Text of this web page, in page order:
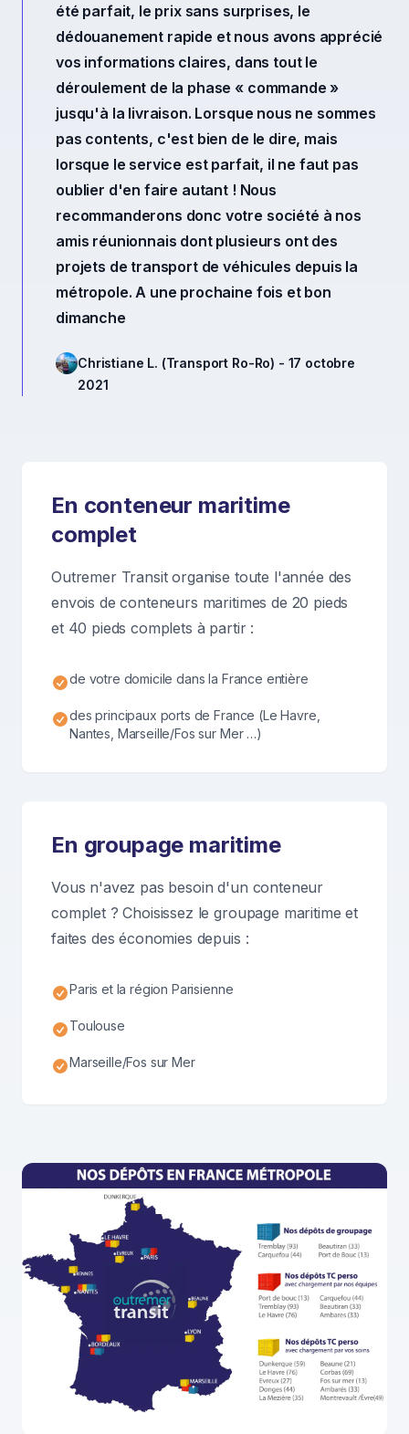
été parfait, le prix sans surprises, le
dédouanement rapide et nous avons apprécié
vos informations claires, dans tout le
déroulement de la phase « commande »
jusqu'à la livraison. Lorsque nous ne sommes
pas contents, c'est bien de le dire, mais
lorsque le service est parfait, il ne faut pas
oublier d'en faire autant ! Nous
recommanderons donc votre société à nos
amis réunionnais dont plusieurs ont des
projets de transport de véhicules depuis la
métropole. A une prochaine fois et bon
dimanche
Christiane L. (Transport Ro-Ro) - 17 octobre
2021
En conteneur maritime
complet
Outremer Transit organise toute l'année des
envois de conteneurs maritimes de 20 pieds
et 40 pieds complets à partir :
de votre domicile dans la France entière
des principaux ports de France (Le Havre,
Nantes, Marseille/Fos sur Mer …)
En groupage maritime
Vous n'avez pas besoin d'un conteneur
complet ? Choisissez le groupage maritime et
faites des économies depuis :
Paris et la région Parisienne
Toulouse
Marseille/Fos sur Mer